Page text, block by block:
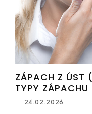
ZÁPACH Z ÚST
TYPY
24.02.2026